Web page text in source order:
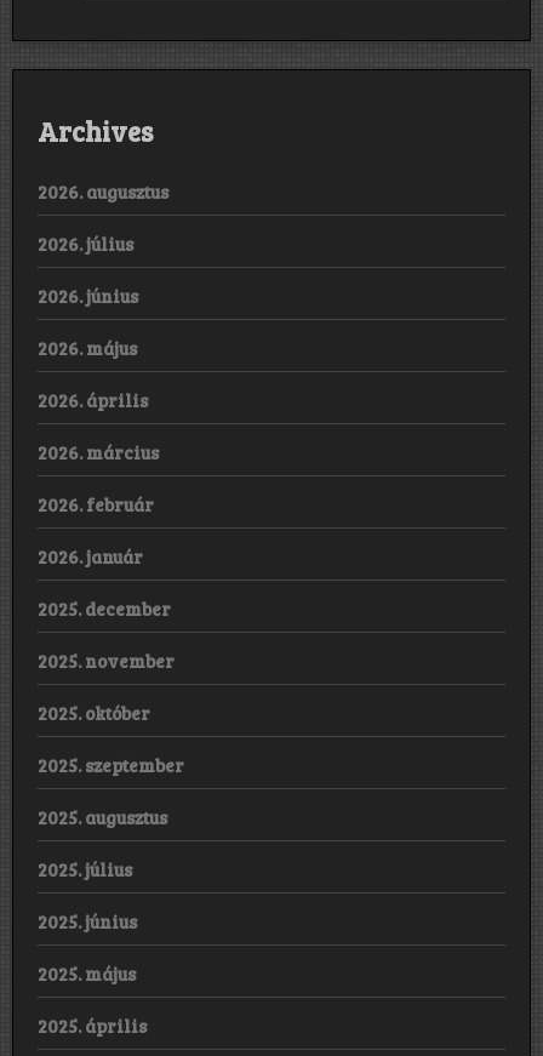
Archives
2026. augusztus
2026. július
2026. június
2026. május
2026. április
2026. március
2026. február
2026. január
2025. december
2025. november
2025. október
2025. szeptember
2025. augusztus
2025. július
2025. június
2025. május
2025. április